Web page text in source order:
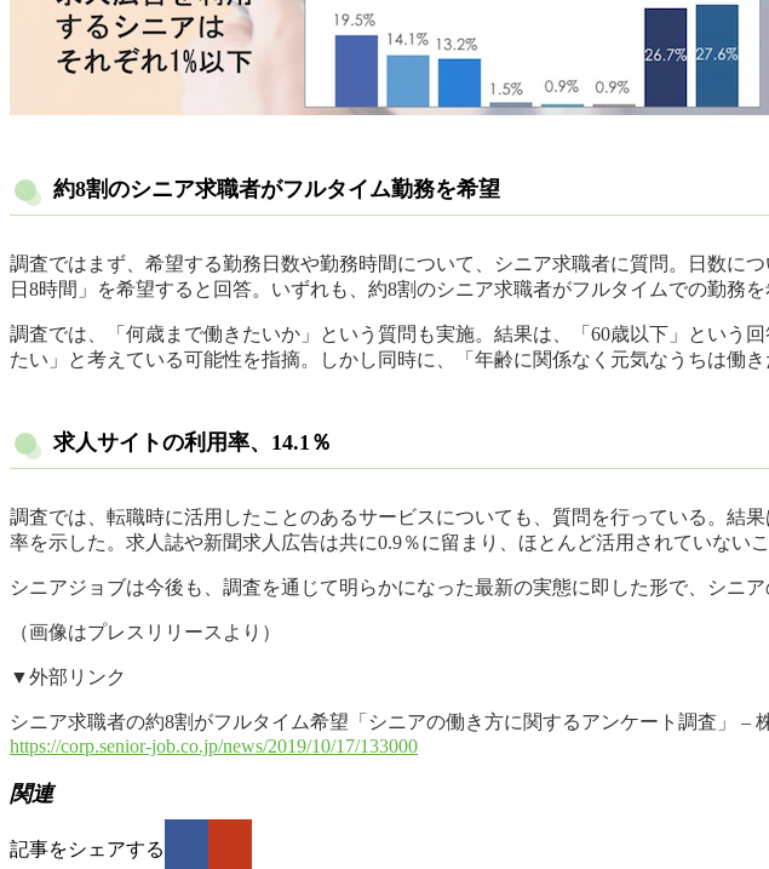
約8割のシニア求職者がフルタイム勤務を希望
調査ではまず、希望する勤務日数や勤務時間について、シニア求職者に質問。日数に
日8時間」を希望すると回答。いずれも、約8割のシニア求職者がフルタイムでの勤務
調査では、「何歳まで働きたいか」という質問も実施。結果は、「60歳以下」という
たい」と考えている可能性を指摘。しかし同時に、「年齢に関係なく元気なうちは働
求人サイトの利用率、14.1％
調査では、転職時に活用したことのあるサービスについても、質問を行っている。結
率を示した。求人誌や新聞求人広告は共に0.9％に留まり、ほとんど活用されていない
シニアジョブは今後も、調査を通じて明らかになった最新の実態に即した形で、シニ
（画像はプレスリリースより）
▼外部リンク
シニア求職者の約8割がフルタイム希望「シニアの働き方に関するアンケート調査」 –
https://corp.senior-job.co.jp/news/2019/10/17/133000
関連
記事をシェアする